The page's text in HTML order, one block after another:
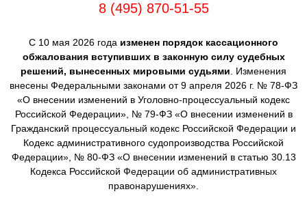
8 (495) 870-51-55
С 10 мая 2026 года изменен порядок кассационного
обжалования вступивших в законную силу судебных
решений, вынесенных мировыми судьями . Изменения
внесены Федеральными законами от 9 апреля 2026 г. № 78-ФЗ
«О внесении изменений в Уголовно-процессуальный кодекс
Российской Федерации», № 79-ФЗ «О внесении изменений в
Гражданский процессуальный кодекс Российской Федерации и
Кодекс административного судопроизводства Российской
Федерации», № 80-ФЗ «О внесении изменений в статью 30.13
Кодекса Российской Федерации об административных
правонарушениях».